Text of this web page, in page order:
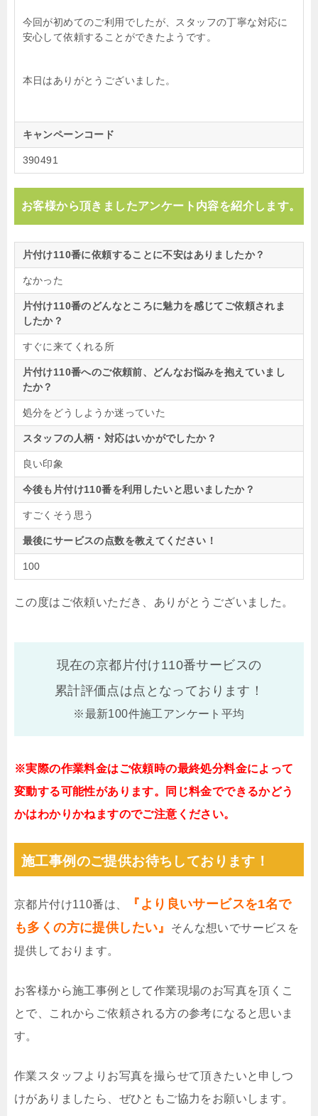
今回が初めてのご利用でしたが、スタッフの丁寧な対応に
安心して依頼することができたようです。
本日はありがとうございました。
キャンペーンコード
390491
お客様から頂きましたアンケート内容を紹介します。
片付け110番に依頼することに不安はありましたか？
なかった
片付け110番のどんなところに魅力を感じてご依頼されま
したか？
すぐに来てくれる所
片付け110番へのご依頼前、どんなお悩みを抱えていまし
たか？
処分をどうしようか迷っていた
スタッフの人柄・対応はいかがでしたか？
良い印象
今後も片付け110番を利用したいと思いましたか？
すごくそう思う
最後にサービスの点数を教えてください！
100
この度はご依頼いただき、ありがとうございました。
現在の京都片付け110番サービスの
累計評価点は点となっております！
※最新100件施工アンケート平均
※実際の作業料金はご依頼時の最終処分料金によって
変動する可能性があります。同じ料金でできるかどう
かはわかりかねますのでご注意ください。
施工事例のご提供お待ちしております！
京都片付け110番は、
『より良いサービスを1名で
も多くの方に提供したい』
そんな想いでサービスを
提供しております。
お客様から施工事例として作業現場のお写真を頂くこ
とで、これからご依頼される方の参考になると思いま
す。
作業スタッフよりお写真を撮らせて頂きたいと申しつ
けがありましたら、ぜひともご協力をお願いします。